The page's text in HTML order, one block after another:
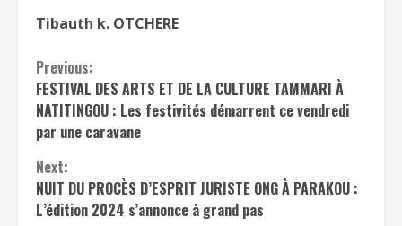
Tibauth k. OTCHERE
Continue
Reading
Previous:
FESTIVAL DES ARTS ET DE LA CULTURE TAMMARI À
NATITINGOU : Les festivités démarrent ce vendredi
par une caravane
Next:
NUIT DU PROCÈS D’ESPRIT JURISTE ONG À PARAKOU :
L’édition 2024 s’annonce à grand pas